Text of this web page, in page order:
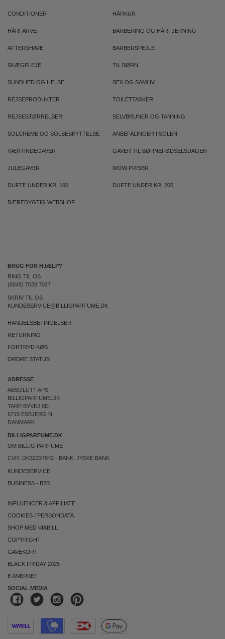
CONDITIONER HÅRKUR
HÅRFARVE BARBERING OG HÅRFJERNING
AFTERSHAVE BARBERSPEJLE
SKÆGPLEJE TIL BØRN
SUNDHED OG HELSE SEX OG SAMLIV
REJSEPRODUKTER TOILETTASKER
REJSESTØRRELSER SELVBRUNER OG TANNING
SOLCREME OG SOLBESKYTTELSE ANBEFALINGER I SOLEN
VÆRTINDEGAVER GAVER TIL BØRNEFØDSELSDAGEN
JULEGAVER WOW PRISER
DUFTE UNDER KR. 100 DUFTE UNDER KR. 200
BÆREDYGTIG WEBSHOP
BRUG FOR HJÆLP?
RING TIL OS
(0045) 7028 7027
SKRIV TIL OS
KUNDESERVICE@BILLIGPARFUME.DK
HANDELSBETINGELSER
RETURNING
FORTRYD KØB
ORDRE STATUS
ADRESSE
ABSOLUTT APS
BILLIGPARFUME.DK
TARP BYVEJ 6D
6715 ESBJERG N
DANMARK
BILLIGPARFUME.DK
OM BILLIG PARFUME
CVR: DK32337872 - BANK: JYSKE BANK
KUNDESERVICE
BUSINESS - B2B
INFLUENCER & AFFILIATE
COOKIES / PERSONDATA
SHOP MED VIABILL
COPYRIGHT
GAVEKORT
BLACK FRIDAY 2025
E-MÆRKET
SOCIAL MEDIA